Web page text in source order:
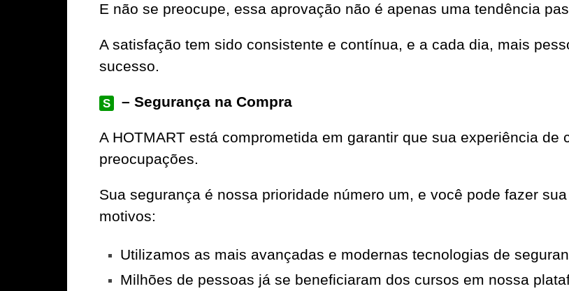
E não se preocupe, essa aprovação não é apenas uma tendência
A satisfação tem sido consistente e contínua, e a cada dia, mais
sucesso.
S – Segurança na Compra
A HOTMART está comprometida em garantir que sua experiência de
preocupações.
Sua segurança é nossa prioridade número um, e você pode fazer
motivos:
Utilizamos as mais avançadas e modernas tecnologias de
Milhões de pessoas já se beneficiaram dos cursos em nossa